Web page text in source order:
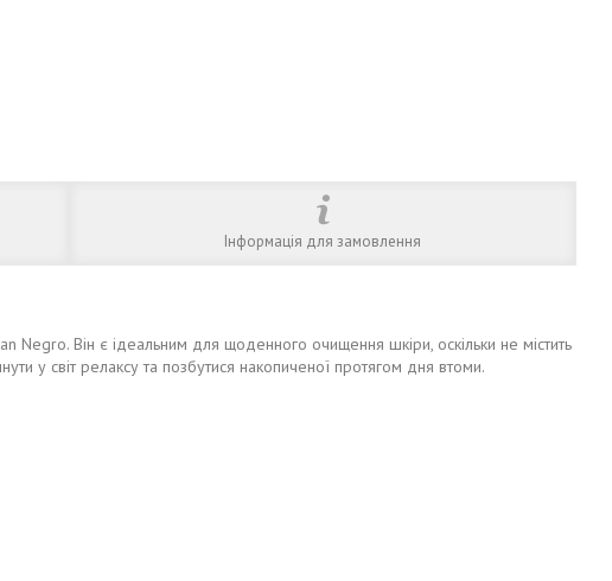
Інформація для замовлення
Він є ідеальним для щоденного очищення шкіри, оскільки не містить
у світ релаксу та позбутися накопиченої протягом дня втоми.